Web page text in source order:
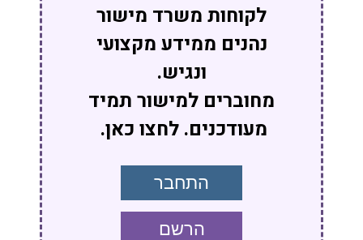
לקוחות משרד מישור
נהנים ממידע מקצועי
ונגיש.
מחוברים למישור תמיד
מעודכנים. לחצו כאן.
התחבר
הרשם